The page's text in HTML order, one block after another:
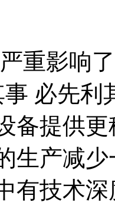
重影响
必先利
备提供
生产减
有技术